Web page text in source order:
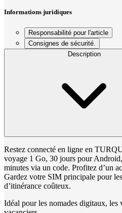
Informations juridiques
Responsabilité pour l'article
Consignes de sécurité.
Description
Restez connecté en ligne en
voyage 1 Go, 30 jours pour
minutes via un code. Profitez d’un
Gardez votre SIM principale pour
d’itinérance coûteux.
Idéal pour les nomades digitaux, les